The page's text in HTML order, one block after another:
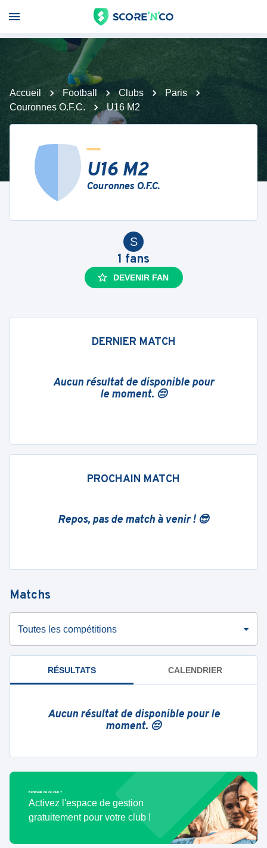
Accueil Football Clubs
Paris
Couronnes O.F.C.
U16 M2
U16 M2
Couronnes O.F.C.
S
1 fans
DEVENIR FAN
DERNIER MATCH
Aucun résultat de disponible pour
le moment. 😔
PROCHAIN MATCH
Repos, pas de match à venir ! 😎
Matchs
Toutes les compétitions
RÉSULTATS CALENDRIER
Aucun résultat de disponible pour le
moment. 😔
Bénévole de ce club ?
Activez l'espace de gestion
gratuitement pour votre club !